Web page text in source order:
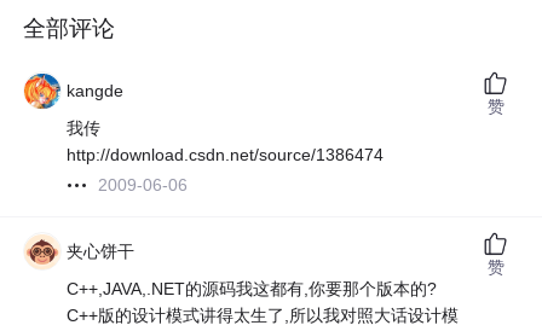
全部评论
kangde
我传
http://download.csdn.net/source/1386474
2009-06-06
赞
夹心饼干
C++,JAVA,.NET的源码我这都有,你要那个版本的?
C++版的设计模式讲得太生了,所以我对照大话设计模
赞